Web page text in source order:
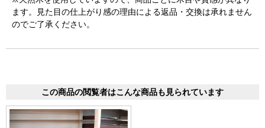
ます。見た目の仕上がり感の理由による返品・交換は承れません
のでご了承ください。
この商品の閲覧者はこんな商品も見られています